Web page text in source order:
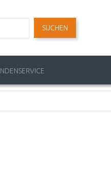
SUCHEN